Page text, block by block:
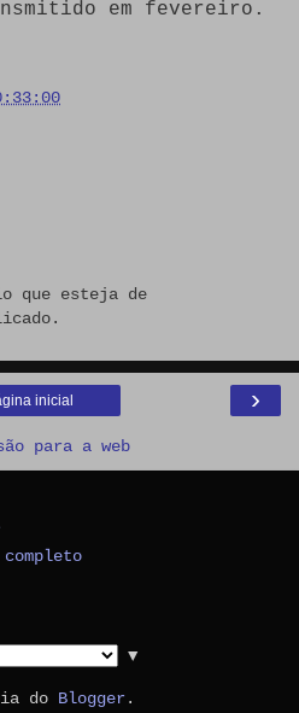
em fevereiro.
que esteja de
›
inicial
para a web
▼
do Blogger.